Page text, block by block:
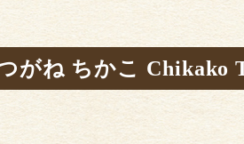
がね ちかこ Chikako